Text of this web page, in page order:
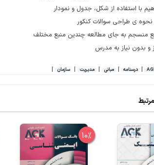
با استفاده از شکل، جدول و نمودار
نحوه ی طراحی سوالات کنکور
منسجم به جای مطالعه چندین منبع مختلف
و بدون نیاز به مدرس
| درسنامه | مبانی | مدیریت | سازمان |
10%